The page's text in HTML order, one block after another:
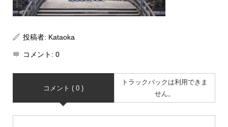
投稿者: Kataoka
コメント: 0
コメント ( 0 )
トラックバックは利用できま
せん。